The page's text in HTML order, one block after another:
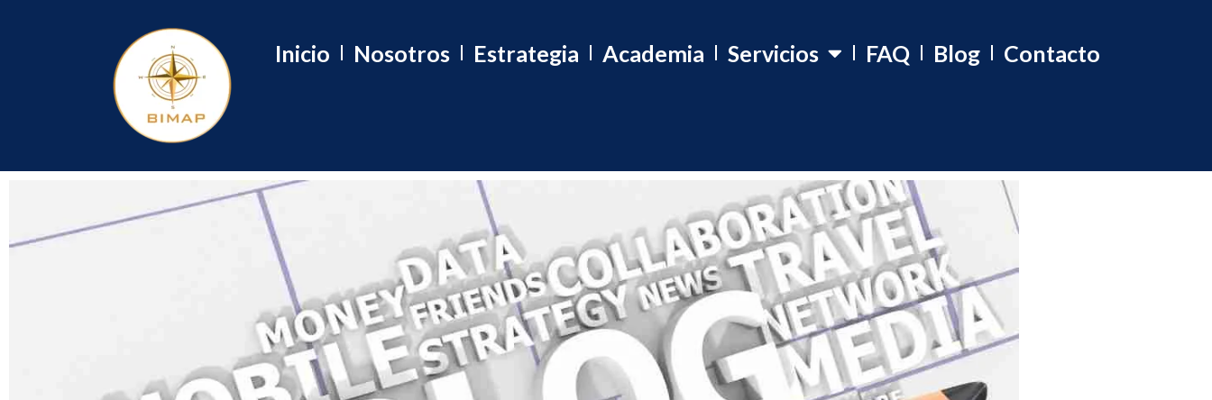
Inicio Nosotros Estrategia Academia Servicios FAQ Blog Contacto